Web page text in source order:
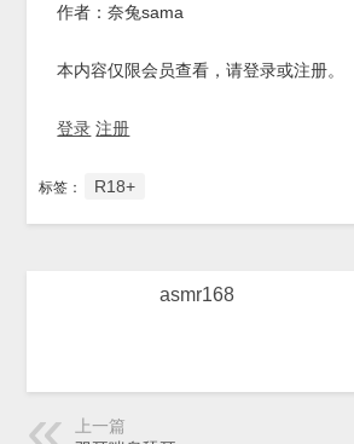
作者：奈兔sama
本内容仅限会员查看，请登录或注册。
登录 注册
标签： R18+
asmr168
上一篇